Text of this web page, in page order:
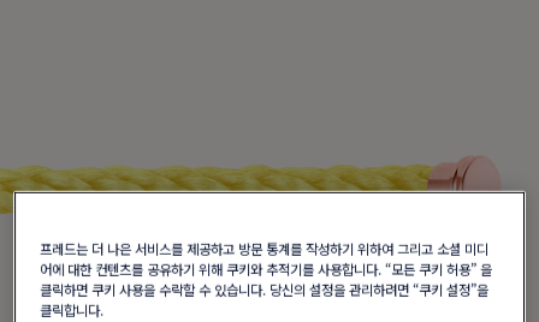
프레드는 더 나은 서비스를 제공하고 방문 통계를 작성하기 위하여 그리고 소셜 미디
어에 대한 컨텐츠를 공유하기 위해 쿠키와 추적기를 사용합니다. “모든 쿠키 허용” 을
클릭하면 쿠키 사용을 수락할 수 있습니다. 당신의 설정을 관리하려면 “쿠키 설정”을
클릭합니다.